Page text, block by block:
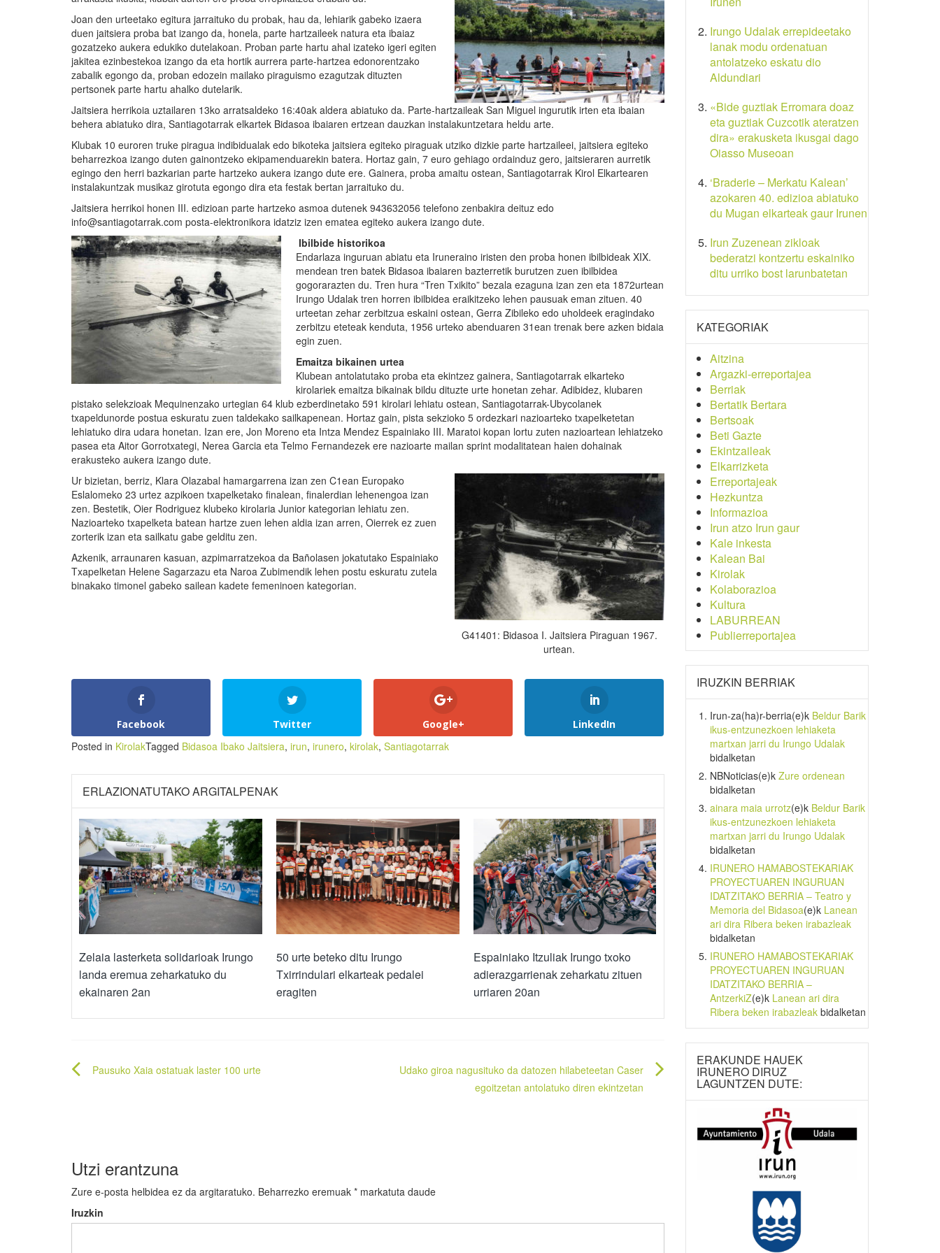
Joan den urteetako egitura jarraituko du probak, hau da, lehiarik gabeko izaera
duen jaitsiera proba bat izango da, honela, parte hartzaileek natura eta ibaiaz
gozatzeko aukera edukiko dutelakoan. Proban parte hartu ahal izateko igeri egiten
jakitea ezinbestekoa izango da eta hortik aurrera parte-hartzea edonorentzako
zabalik egongo da, proban edozein mailako piraguismo ezagutzak dituzten
pertsonek parte hartu ahalko dutelarik.
Jaitsiera herrikoia uztailaren 13ko arratsaldeko 16:40ak aldera abiatuko da. Parte-hartzaileak San Miguel ingurutik irten eta ibaian
behera abiatuko dira, Santiagotarrak elkartek Bidasoa ibaiaren ertzean dauzkan instalakuntzetara heldu arte.
Klubak 10 euroren truke piragua indibidualak edo bikoteka jaitsiera egiteko piraguak utziko dizkie parte hartzaileei, jaitsiera egiteko
beharrezkoa izango duten gainontzeko ekipamenduarekin batera. Hortaz gain, 7 euro gehiago ordainduz gero, jaitsieraren aurretik
egingo den herri bazkarian parte hartzeko aukera izango dute ere. Gainera, proba amaitu ostean, Santiagotarrak Kirol Elkartearen
instalakuntzak musikaz girotuta egongo dira eta festak bertan jarraituko du.
Jaitsiera herrikoi honen III. edizioan parte hartzeko asmoa dutenek 943632056 telefono zenbakira deituz edo
info@santiagotarrak.com posta-elektronikora idatziz izen ematea egiteko aukera izango dute.
Ibilbide historikoa
Endarlaza inguruan abiatu eta Iruneraino iristen den proba honen ibilbideak XIX.
mendean tren batek Bidasoa ibaiaren bazterretik burutzen zuen ibilbidea
gogorarazten du. Tren hura “Tren Txikito” bezala ezaguna izan zen eta 1872urtean
Irungo Udalak tren horren ibilbidea eraikitzeko lehen pausuak eman zituen. 40
urteetan zehar zerbitzua eskaini ostean, Gerra Zibileko edo uholdeek eragindako
zerbitzu eteteak kenduta, 1956 urteko abenduaren 31ean trenak bere azken bidaia
egin zuen.
Emaitza bikainen urtea
Klubean antolatutako proba eta ekintzez gainera, Santiagotarrak elkarteko
kirolariek emaitza bikainak bildu dituzte urte honetan zehar. Adibidez, klubaren
pistako selekzioak Mequinenzako urtegian 64 klub ezberdinetako 591 kirolari lehiatu ostean, Santiagotarrak-Ubycolanek
txapeldunorde postua eskuratu zuen taldekako sailkapenean. Hortaz gain, pista sekzioko 5 ordezkari nazioarteko txapelketetan
lehiatuko dira udara honetan. Izan ere, Jon Moreno eta Intza Mendez Espainiako III. Maratoi kopan lortu zuten nazioartean lehiatzeko
pasea eta Aitor Gorrotxategi, Nerea Garcia eta Telmo Fernandezek ere nazioarte mailan sprint modalitatean haien dohainak
erakusteko aukera izango dute.
G41401: Bidasoa I. Jaitsiera Piraguan 1967.
urtean.
Ur bizietan, berriz, Klara Olazabal hamargarrena izan zen C1ean Europako
Eslalomeko 23 urtez azpikoen txapelketako finalean, finalerdian lehenengoa izan
zen. Bestetik, Oier Rodriguez klubeko kirolaria Junior kategorian lehiatu zen.
Nazioarteko txapelketa batean hartze zuen lehen aldia izan arren, Oierrek ez zuen
zorterik izan eta sailkatu gabe gelditu zen.
Azkenik, arraunaren kasuan, azpimarratzekoa da Bañolasen jokatutako Espainiako
Txapelketan Helene Sagarzazu eta Naroa Zubimendik lehen postu eskuratu zutela
binakako timonel gabeko sailean kadete femeninoen kategorian.
Facebook Twitter Google+ LinkedIn
Posted in KirolakTagged Bidasoa Ibako Jaitsiera, irun, irunero, kirolak, Santiagotarrak
ERLAZIONATUTAKO ARGITALPENAK
Zelaia lasterketa solidarioak Irungo
landa eremua zeharkatuko du
ekainaren 2an
50 urte beteko ditu Irungo
Txirrindulari elkarteak pedalei
eragiten
Espainiako Itzuliak Irungo txoko
adierazgarrienak zeharkatu zituen
urriaren 20an
Bidalketetan
Pausuko Xaia ostatuak laster 100 urte
Udako giroa nagusituko da datozen hilabeteetan Caser
egoitzetan antolatuko diren ekintzetan
Utzi erantzuna
Zure e-posta helbidea ez da argitaratuko. Beharrezko eremuak * markatuta daude
Iruzkin
Irungo Udalak errepideetako
lanak modu ordenatuan
antolatzeko eskatu dio
Aldundiari
«Bide guztiak Erromara doaz
eta guztiak Cuzcotik ateratzen
dira» erakusketa ikusgai dago
Oiasso Museoan
‘Braderie – Merkatu Kalean’
azokaren 40. edizioa abiatuko
du Mugan elkarteak gaur Irunen
Irun Zuzenean zikloak
bederatzi kontzertu eskainiko
ditu urriko bost larunbatetan
KATEGORIAK
Aitzina
Argazki-erreportajea
Berriak
Bertatik Bertara
Bertsoak
Beti Gazte
Ekintzaileak
Elkarrizketa
Erreportajeak
Hezkuntza
Informazioa
Irun atzo Irun gaur
Kale inkesta
Kalean Bai
Kirolak
Kolaborazioa
Kultura
LABURREAN
Publierreportajea
IRUZKIN BERRIAK
Irun-za(ha)r-berria(e)k Beldur Barik
ikus-entzunezkoen lehiaketa
martxan jarri du Irungo Udalak
bidalketan
NBNoticias(e)k Zure ordenean
bidalketan
ainara maia urrotz(e)k Beldur Barik
ikus-entzunezkoen lehiaketa
martxan jarri du Irungo Udalak
bidalketan
IRUNERO HAMABOSTEKARIAK
PROYECTUAREN INGURUAN
IDATZITAKO BERRIA – Teatro y
Memoria del Bidasoa(e)k Lanean
ari dira Ribera beken irabazleak
bidalketan
IRUNERO HAMABOSTEKARIAK
PROYECTUAREN INGURUAN
IDATZITAKO BERRIA –
AntzerkiZ(e)k Lanean ari dira
Ribera beken irabazleakbidalketan
ERAKUNDE HAUEK
IRUNERO DIRUZ
LAGUNTZEN DUTE: